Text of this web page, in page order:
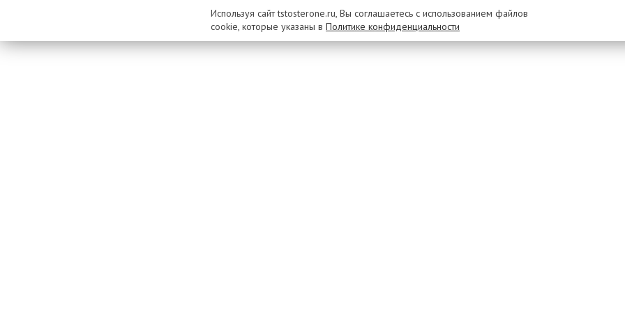
Используя сайт tstosterone.ru, Вы соглашаетесь с использованием файлов
cookie, которые указаны в Политике конфиденциальности